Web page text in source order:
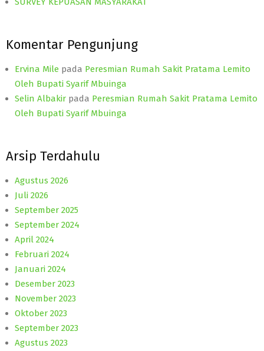
Komentar Pengunjung
Ervina Mile pada Peresmian Rumah Sakit Pratama Lemito
Oleh Bupati Syarif Mbuinga
Selin Albakir pada Peresmian Rumah Sakit Pratama Lemito
Oleh Bupati Syarif Mbuinga
Arsip Terdahulu
Agustus 2026
Juli 2026
September 2025
September 2024
April 2024
Februari 2024
Januari 2024
Desember 2023
November 2023
Oktober 2023
September 2023
Agustus 2023